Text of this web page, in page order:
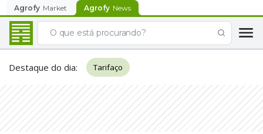
Agrofy Market Agrofy News
Destaque do dia: Tarifaço